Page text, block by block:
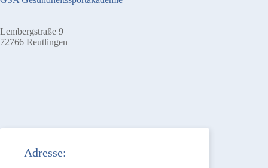
Lembergstraße 9
72766 Reutlingen
Adresse: